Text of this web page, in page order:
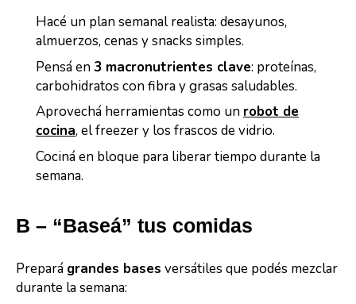
Hacé un plan semanal realista: desayunos,
almuerzos, cenas y snacks simples.
Pensá en3 macronutrientes clave: proteínas,
carbohidratos con fibra y grasas saludables.
Aprovechá herramientas como un robot de
cocina, el freezer y los frascos de vidrio.
Cociná en bloque para liberar tiempo durante la
semana.
B – “Baseá” tus comidas
Prepará grandes bases versátiles que podés mezclar
durante la semana: